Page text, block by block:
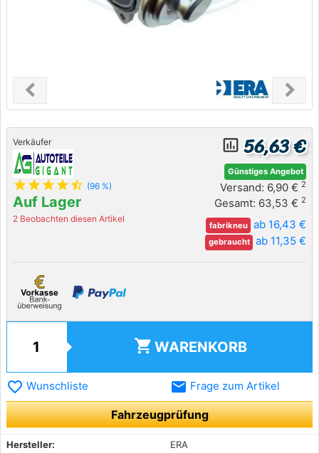
chevron_leftPrevious chevron_right
Next
Verkäufer
star star star star star_half (96 %)
Auf Lager
2 Beobachten diesen Artikel
insert_chart_outlined 56,63 €
Günstiges Angebot
Versand: 6,90 € 2
Gesamt: 63,53 € 2
fabrikneu ab 16,43 €
gebraucht ab 11,35 €
shopping_cart WARENKORB
favorite_border Wunschliste email Frage zum Artikel
Fahrzeugprüfung
Hersteller:
ERA